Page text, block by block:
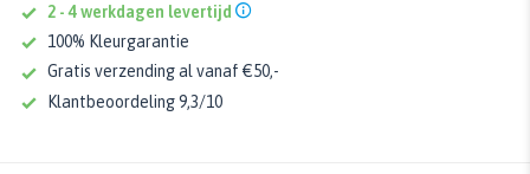
2 - 4 werkdagen levertijd
100% Kleurgarantie
Gratis verzending al vanaf €50,-
Klantbeoordeling 9,3/10